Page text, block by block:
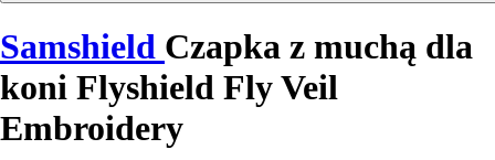
Samshield Czapka z muchą dla
koni Flyshield Fly Veil
Embroidery